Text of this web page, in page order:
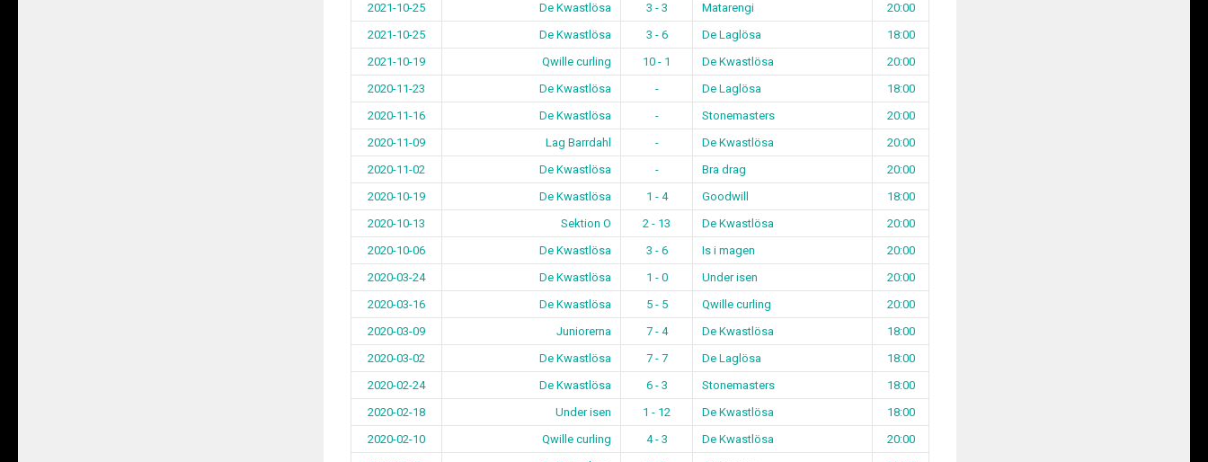
2021-10-25
De Kwastlösa 3 - 3 Matarengi
20:00
2021-10-25
De Kwastlösa 3 - 6 De Laglösa
18:00
2021-10-19
Qwille curling 10 - 1 De Kwastlösa
20:00
2020-11-23
De Kwastlösa - De Laglösa
18:00
2020-11-16
De Kwastlösa - Stonemasters
20:00
2020-11-09
Lag Barrdahl - De Kwastlösa
20:00
2020-11-02
De Kwastlösa - Bra drag
20:00
2020-10-19
De Kwastlösa 1 - 4 Goodwill
18:00
2020-10-13
Sektion O 2 - 13 De Kwastlösa
20:00
2020-10-06
De Kwastlösa 3 - 6 Is i magen
20:00
2020-03-24
De Kwastlösa 1 - 0 Under isen
20:00
2020-03-16
De Kwastlösa 5 - 5 Qwille curling
20:00
2020-03-09
Juniorerna 7 - 4 De Kwastlösa
18:00
2020-03-02
De Kwastlösa 7 - 7 De Laglösa
18:00
2020-02-24
De Kwastlösa 6 - 3 Stonemasters
18:00
2020-02-18
Under isen 1 - 12 De Kwastlösa
18:00
2020-02-10
Qwille curling 4 - 3 De Kwastlösa
20:00